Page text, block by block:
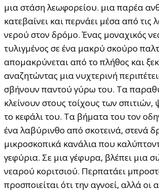
μια στάση λεωφορείου. μια παρέα
κατεβαίνει και περνάει μέσα από τις
νερού στον δρόμο. Ένας μοναχικός
τυλιγμένος σε ένα μακρύ σκούρο
απομακρύνεται από το πλήθος και
αναζητώντας μια νυχτερινή
σβήνουν παντού γύρω του. Τα
κλείνουν στους τοίχους των
το κεφάλι του. Τα βήματα του τον
ένα λαβύρινθο από σκοτεινά, στενά
μικροσκοπικά κανάλια που
γεφύρια. Σε μια γέφυρα, βλέπει μια
νεαρού κοριτσιού. Περπατάει
προσποιείται ότι την αγνοεί, αλλά οι